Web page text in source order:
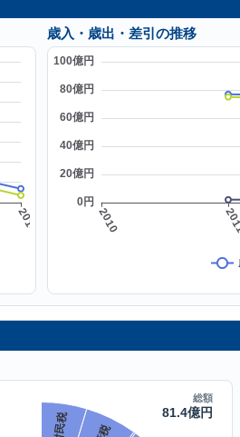
歳入・歳出・差引の推移